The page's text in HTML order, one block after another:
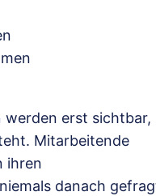
werden erst sichtbar,
Mitarbeitende
ihren
danach